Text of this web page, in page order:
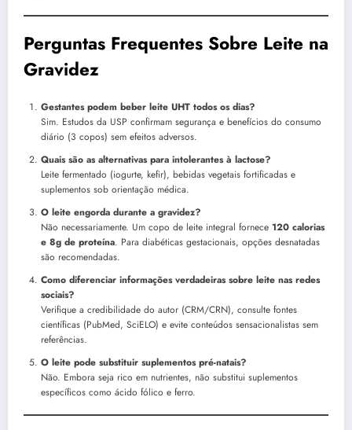
Perguntas Frequentes Sobre Leite na
Gravidez
Gestantes podem beber leite UHT todos os dias?
Sim. Estudos da USP confirmam segurança e benefícios do consumo
diário (3 copos) sem efeitos adversos.
Quais são as alternativas para intolerantes à lactose?
Leite fermentado (iogurte, kefir), bebidas vegetais fortificadas e
suplementos sob orientação médica.
O leite engorda durante a gravidez?
Não necessariamente. Um copo de leite integral fornece 120 calorias
e 8g de proteína. Para diabéticas gestacionais, opções desnatadas
são recomendadas.
Como diferenciar informações verdadeiras sobre leite nas redes
sociais?
Verifique a credibilidade do autor (CRM/CRN), consulte fontes
científicas (PubMed, SciELO) e evite conteúdos sensacionalistas sem
referências.
O leite pode substituir suplementos pré-natais?
Não. Embora seja rico em nutrientes, não substitui suplementos
específicos como ácido fólico e ferro.